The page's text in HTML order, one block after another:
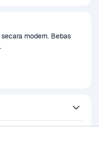
modern. Bebas